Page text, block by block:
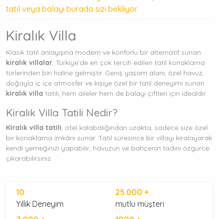
tatil veya balayı burada sizi bekliyor.
Kiralık Villa
Klasik tatil anlayışına modern ve konforlu bir alternatif sunan
kiralık villalar , Türkiye’de en çok tercih edilen tatil konaklama
türlerinden biri haline gelmiştir. Geniş yaşam alanı, özel havuz,
doğayla iç içe atmosfer ve kişiye özel bir tatil deneyimi sunan
kiralık villa tatili, hem aileler hem de balayı çiftleri için idealdir.
Kiralık Villa Tatili Nedir?
Kiralık villa tatili , otel kalabalığından uzakta, sadece size özel
bir konaklama imkânı sunar. Tatil süresince bir villayı kiralayarak
kendi yemeğinizi yapabilir, havuzun ve bahçenin tadını özgürce
çıkarabilirsiniz.
Mahremiyet:
Tam korunaklı muhafazakar villalarla huzurlu
bir ortam.
10
Yıllık Deneyim
25.000 +
mutlu müşteri